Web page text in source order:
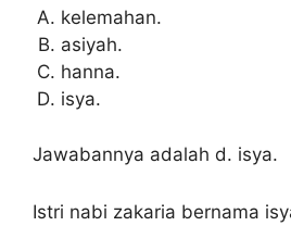
kelemahan.
asiyah.
hanna.
isya.
Jawabannya adalah d. isya.
Istri nabi zakaria bernama